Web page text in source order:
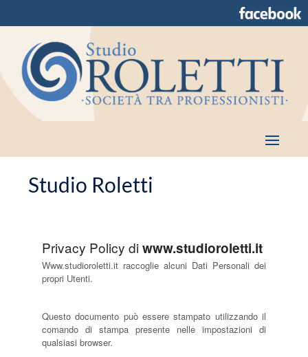
Studio Roletti
Privacy Policy diwww.studioroletti.it
Www.studioroletti.it raccoglie alcuni Dati Personali dei
propri Utenti.
Questo documento può essere stampato utilizzando il
comando di stampa presente nelle impostazioni di
qualsiasi browser.